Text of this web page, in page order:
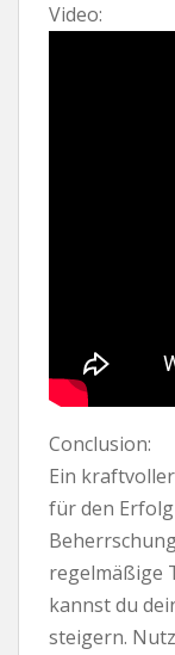
Video:
Conclusion:
Ein
für den
regelmäßige
kannst du
steigern.